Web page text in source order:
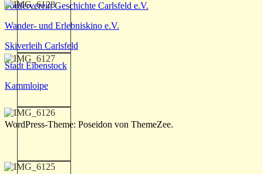
Förderverein Geschichte Carlsfeld e.V.
Wander- und Erlebniskino e.V.
Skiverleih Carlsfeld
Stadt Eibenstock
Kammloipe
WordPress-Theme: Poseidon von ThemeZee.